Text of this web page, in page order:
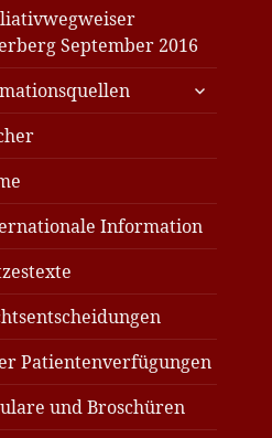
September 2016
untermenü
anzeigen
Information
Patientenverfügungen
und Broschüren